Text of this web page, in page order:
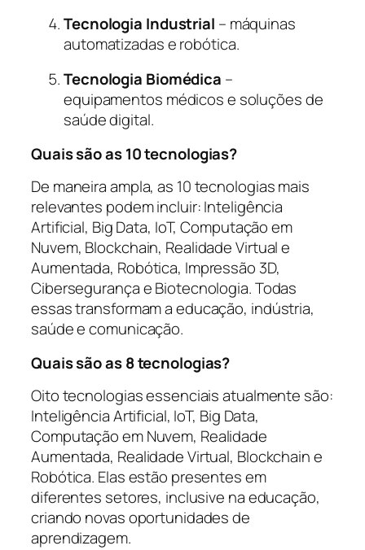
Tecnologia Industrial – máquinas
automatizadas e robótica.
Tecnologia Biomédica –
equipamentos médicos e soluções de
saúde digital.
Quais são as 10 tecnologias?
De maneira ampla, as 10 tecnologias mais
relevantes podem incluir: Inteligência
Artificial, Big Data, IoT, Computação em
Nuvem, Blockchain, Realidade Virtual e
Aumentada, Robótica, Impressão 3D,
Cibersegurança e Biotecnologia. Todas
essas transformam a educação, indústria,
saúde e comunicação.
Quais são as 8 tecnologias?
Oito tecnologias essenciais atualmente são:
Inteligência Artificial, IoT, Big Data,
Computação em Nuvem, Realidade
Aumentada, Realidade Virtual, Blockchain e
Robótica. Elas estão presentes em
diferentes setores, inclusive na educação,
criando novas oportunidades de
aprendizagem.